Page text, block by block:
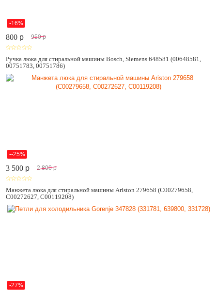
-16%
800 p 950 p
Ручка люка для стиральной машины Bosch, Siemens 648581 (00648581,
00751783, 00751786)
--25%
3 500 p 2 800 p
Манжета люка для стиральной машины Ariston 279658 (C00279658,
C00272627, C00119208)
-27%